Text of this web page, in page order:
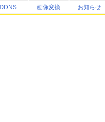
DDNS 画像変換 お知らせ